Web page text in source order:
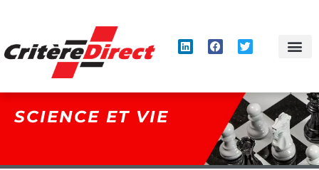
SCIENCE ET VIE